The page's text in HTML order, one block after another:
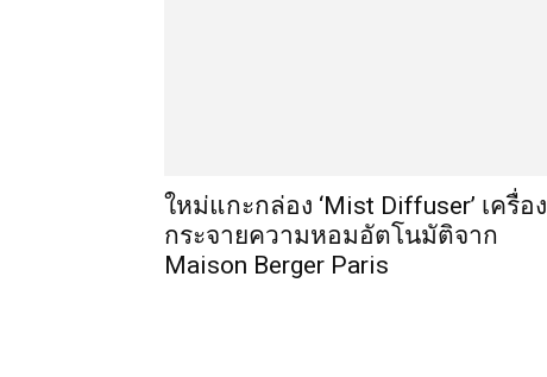
ใหม่แกะกล่อง ‘Mist Diffuser’ เครื่อง
กระจายความหอมอัตโนมัติจาก
Maison Berger Paris